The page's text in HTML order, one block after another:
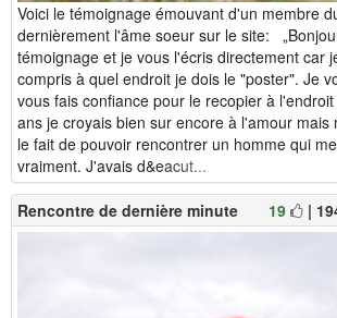
Voici le témoignage émouvant d'un membre
dernièrement l'âme soeur sur le site:
témoignage et je vous l'écris directement car
compris à quel endroit je dois le "poster". Je
vous fais confiance pour le recopier à
ans je croyais bien sur encore à l'amour mais
le fait de pouvoir rencontrer un homme qui
vraiment. J'avais d&eacut...
Rencontre de dernière minute 19 |